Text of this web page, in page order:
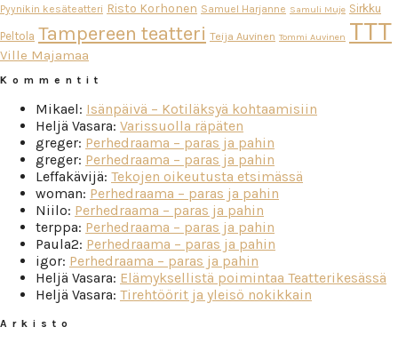
Pyynikin kesäteatteri Risto Korhonen Samuel Harjanne Samuli Muje Sirkku
Peltola Tampereen teatteri Teija Auvinen Tommi Auvinen TTT
Ville Majamaa
Kommentit
Mikael: Isänpäivä – Kotiläksyä kohtaamisiin
Heljä Vasara: Varissuolla räpäten
greger: Perhedraama – paras ja pahin
greger: Perhedraama – paras ja pahin
Leffakävijä: Tekojen oikeutusta etsimässä
woman: Perhedraama – paras ja pahin
Niilo: Perhedraama – paras ja pahin
terppa: Perhedraama – paras ja pahin
Paula2: Perhedraama – paras ja pahin
igor: Perhedraama – paras ja pahin
Heljä Vasara: Elämyksellistä poimintaa Teatterikesässä
Heljä Vasara: Tirehtöörit ja yleisö nokikkain
Arkisto